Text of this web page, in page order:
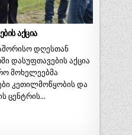
აქცია
დღესთან
დასუფთავების აქცია
მოხელეებმა
კეთილმოწყობის და
ცენტრის…